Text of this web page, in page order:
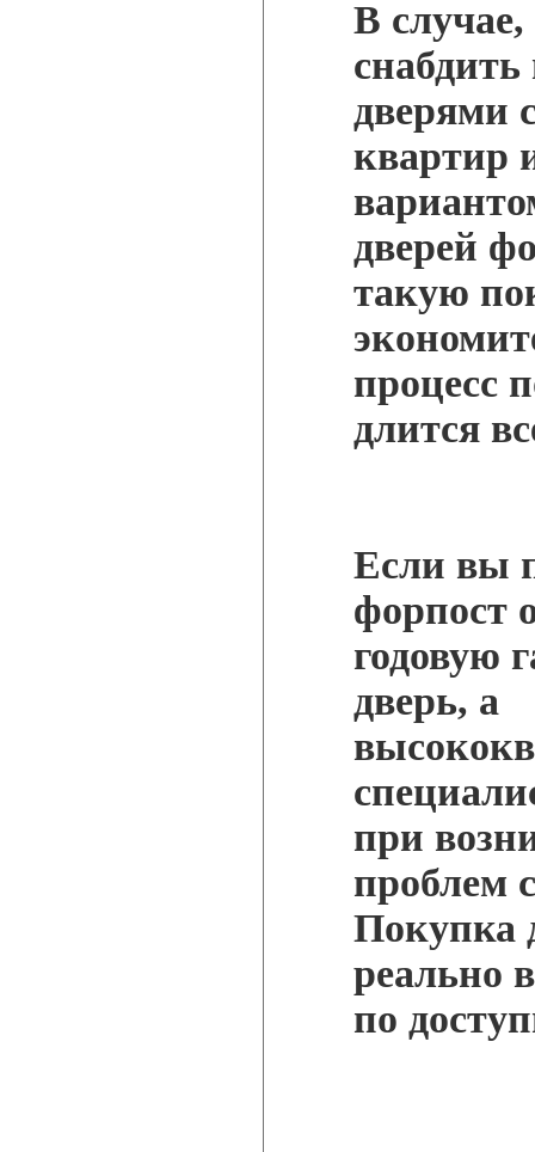
В
дверями
квартир
дверей
такую
процесс
длится
Если вы
форпост
годовую
дверь, а
при
проблем
Покупка
реально
по